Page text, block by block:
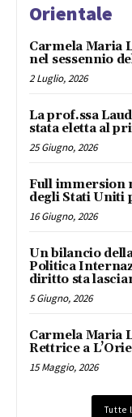
Orientale
Carmela Maria
nel sessennio
2 Luglio, 2026
La prof.ssa
stata eletta al
25 Giugno, 2026
Full immersion
degli Stati Uniti
16 Giugno, 2026
Un bilancio
Politica
diritto sta
5 Giugno, 2026
Carmela Maria
Rettrice a
15 Maggio, 2026
Tutte